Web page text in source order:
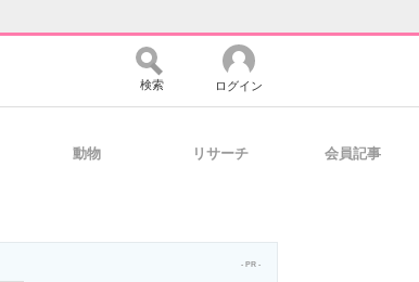
検索 ログイン
動物 リサーチ 会員記事
- PR -